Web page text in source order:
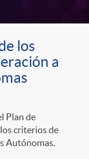
los
a
Plan de
criterios de
Autónomas.